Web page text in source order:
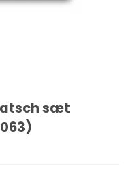
sæt